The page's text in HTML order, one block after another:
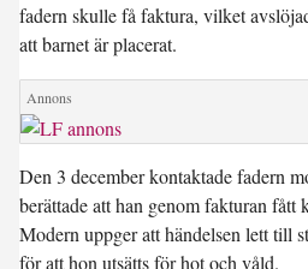
fadern skulle få faktura, vilket
att barnet är placerat.
Den 3 december kontaktade fadern
berättade att han genom fakturan fått
Modern uppger att händelsen lett till
för att hon utsätts för hot och våld.